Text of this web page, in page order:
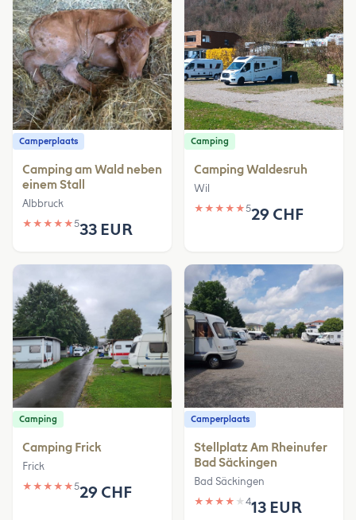
Camperplaats
Camping am Wald neben
einem Stall
Albbruck
★ ★ ★ ★ ★533 EUR
Camping
Camping Waldesruh
Wil
★ ★ ★ ★ ★529 CHF
Camping
Camping Frick
Frick
★ ★ ★ ★ ★529 CHF
Camperplaats
Stellplatz Am Rheinufer
Bad Säckingen
Bad Säckingen
★ ★ ★ ★ ★ 413 EUR